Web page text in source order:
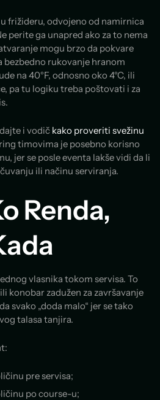
frižideru, odvojeno od namirnica
perite ga unapred ako za to nema
mogu brzo da pokvare
bezbedno rukovanje hranom
na 40°F, odnosno oko 4°C, ili
pa tu logiku treba poštovati i za
i vodič kako proveriti svežinu
timovima je posebno korisno
jer se posle eventa lakše vidi da li
ili načinu serviranja.
Renda,
vlasnika tokom servisa. To
konobar zadužen za završavanje
svako „doda malo“ jer se tako
talasa tanjira.
pre servisa;
po course-u;